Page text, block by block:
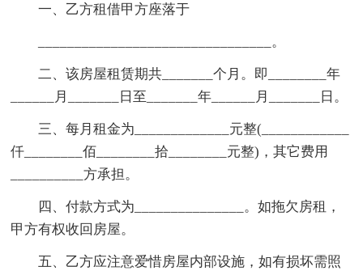
一、乙方租借甲方座落于
________________________________。
二、该房屋租赁期共_______个月。即________年
______月_______日至_______年______月_______日。
三、每月租金为_____________元整(____________
仟________佰________拾________元整)，其它费用
__________方承担。
四、付款方式为_______________。如拖欠房租，
甲方有权收回房屋。
五、乙方应注意爱惜房屋内部设施，如有损坏需照